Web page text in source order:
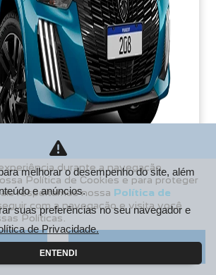
durante a navegação,
Política de Cookies e para proteger
respeitamos nossa Política de
com a navegação e visita você
Políticas.
Recusar
melhorar o desempenho do site, além
e anúncios.
suas preferências no seu navegador e
de Privacidade.
ENTENDI